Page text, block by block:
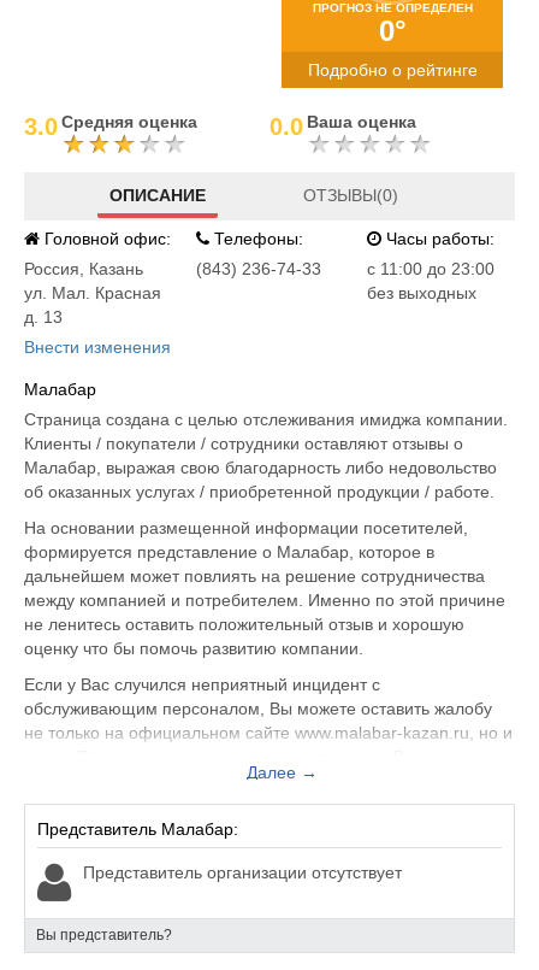
ПРОГНОЗ НЕ ОПРЕДЕЛЕН
0°
Подробно о рейтинге
3.0Средняя оценка 0.0 Ваша оценка
ОПИСАНИЕ ОТЗЫВЫ(0)
Головной офис:
Россия
Казань
ул. Мал. Красная
д. 13
Внести изменения
Телефоны:
(843) 236-74-33
Часы работы:
c 11:00 до 23:00
без выходных
Малабар
Страница создана с целью отслеживания имиджа компании.
Клиенты / покупатели / сотрудники оставляют отзывы о
Малабар, выражая свою благодарность либо недовольство
об оказанных услугах / приобретенной продукции / работе.
На основании размещенной информации посетителей,
формируется представление о Малабар, которое в
дальнейшем может повлиять на решение сотрудничества
между компанией и потребителем. Именно по этой причине
не ленитесь оставить положительный отзыв и хорошую
оценку что бы помочь развитию компании.
Если у Вас случился неприятный инцидент с
обслуживающим персоналом, Вы можете оставить жалобу
не только на официальном сайте www.malabar-kazan.ru, но и
примет меры по улучшению качества предоставляемых
услуг.
Малабар находится по адресу Казань ул. Мал. Красная д.
13, вы можете поделиться впечатлением от посещения
данного заведения с будущими посетителями.
Далее →
Представитель Малабар:
Представитель организации отсутствует
Вы представитель?